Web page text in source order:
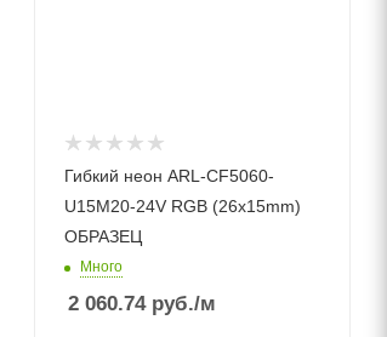
Гибкий неон ARL-CF5060-
U15M20-24V RGB (26x15mm)
ОБРАЗЕЦ
Много
2 060.74руб./м